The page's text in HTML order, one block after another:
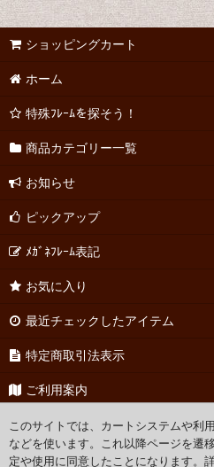
ショッピングカート
ホーム
特殊ﾌﾚｰﾑを探そう！
商品カテゴリー一覧
お知らせ
ピックアップ
ﾒｶﾞﾈﾌﾚｰﾑ表記
お気に入り
最近チェックしたアイテム
特定商取引法表示
ご利用案内
お問い合わせ
このサイトでは、カートシステムや利
などを使います。これ以降ページを遷
定や使用に同意したことになります。